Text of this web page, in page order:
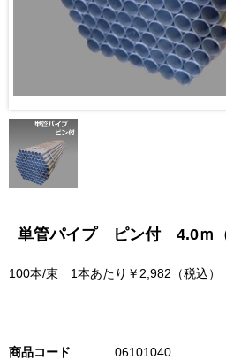
単管パイプ ピン付 4.0ｍ（
100本/束 1本あたり￥2,982（税込）
商品コード
06101040